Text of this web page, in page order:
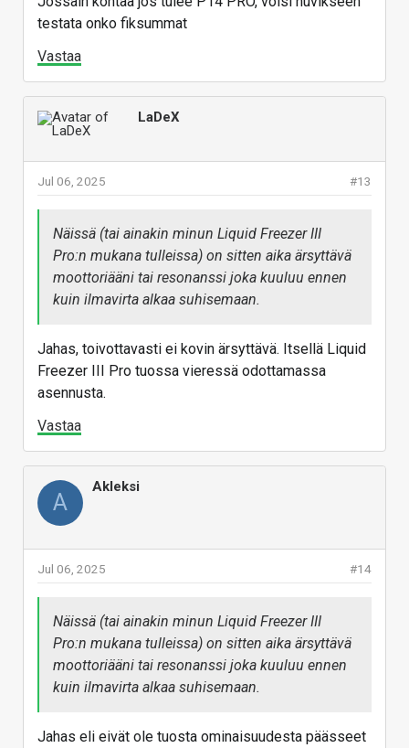
testata onko fiksummat
Vastaa
LaDeX
#13
Jul 06, 2025
Näissä (tai ainakin minun Liquid Freezer III
Pro:n mukana tulleissa) on sitten aika ärsyttävä
moottoriääni tai resonanssi joka kuuluu ennen
kuin ilmavirta alkaa suhisemaan.
Jahas, toivottavasti ei kovin ärsyttävä. Itsellä Liquid
Freezer III Pro tuossa vieressä odottamassa
asennusta.
Vastaa
A
Akleksi
#14
Jul 06, 2025
Näissä (tai ainakin minun Liquid Freezer III
Pro:n mukana tulleissa) on sitten aika ärsyttävä
moottoriääni tai resonanssi joka kuuluu ennen
kuin ilmavirta alkaa suhisemaan.
Jahas eli eivät ole tuosta ominaisuudesta päässeet